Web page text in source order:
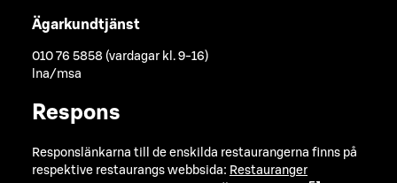
Ägarkundtjänst
010 76 5858 (vardagar kl. 9-16)
lna/msa
Respons
Responslänkarna till de enskilda restaurangerna finns på
respektive restaurangs webbsida: Restauranger